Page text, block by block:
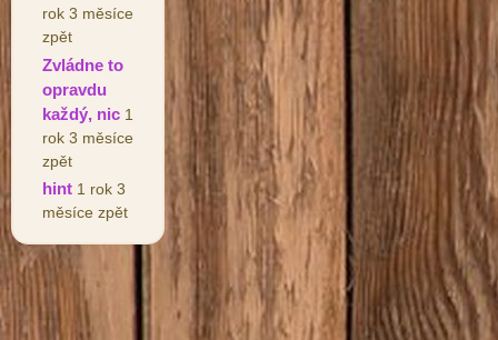
rok 3 měsíce
zpět
Zvládne to
opravdu
každý, nic 1
rok 3 měsíce
zpět
hint 1 rok 3
měsíce zpět